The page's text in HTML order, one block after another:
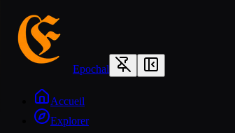
Epochal
Accueil
Explorer